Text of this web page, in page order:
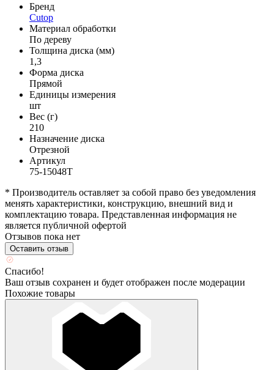
Бренд
Cutop
Материал обработки
По дереву
Толщина диска (мм)
1,3
Форма диска
Прямой
Единицы измерения
шт
Вес (г)
210
Назначение диска
Отрезной
Артикул
75-15048Т
* Производитель оставляет за собой право без уведомления
менять характеристики, конструкцию, внешний вид и
комплектацию товара. Представленная информация не
является публичной офертой
Отзывов пока нет
Оставить отзыв
Спасибо!
Ваш отзыв сохранен и будет отображен после модерации
Похожие товары